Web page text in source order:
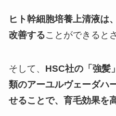
ヒト幹細胞培養上清液は
改善することができると
そして、 HSC社の「強髪
類のアーユルヴェーダハ
せることで、育毛効果を